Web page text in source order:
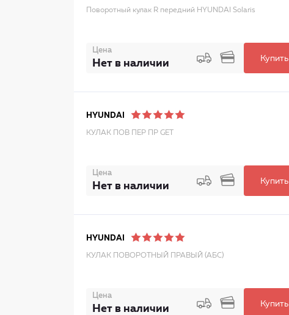
Поворотный кулак R передний HYUNDAI Solaris
Цена
Нет в наличии Купить
HYUNDAI
КУЛАК ПОВ ПЕР ПР GET
Цена
Нет в наличии Купить
HYUNDAI
КУЛАК ПОВОРОТНЫЙ ПРАВЫЙ (АБС)
Цена
Нет в наличии Купить